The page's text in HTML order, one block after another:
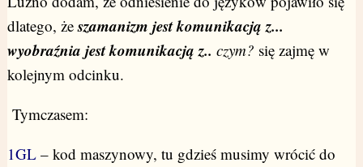
dlatego, żeszamanizm jest komunikacją z...
wyobraźnia jest komunikacją z.. czym? się zajmę w
kolejnym odcinku.
Tymczasem:
1GL– kod maszynowy, tu gdzieś musimy wrócić do